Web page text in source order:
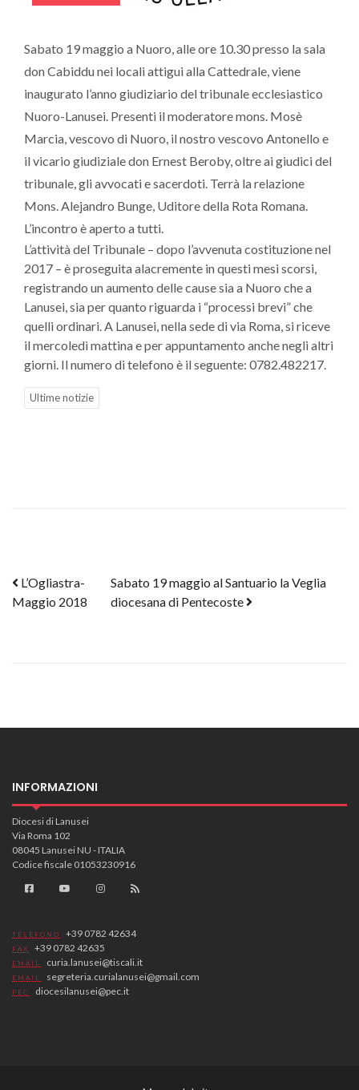
Sabato 19 maggio a Nuoro, alle ore 10.30 presso la sala
don Cabiddu nei locali attigui alla Cattedrale, viene
inaugurato l’anno giudiziario del tribunale ecclesiastico
Nuoro-Lanusei. Presenti il moderatore mons. Mosè
Marcia, vescovo di Nuoro, il nostro vescovo Antonello e
il vicario giudiziale don Ernest Beroby, oltre ai giudici del
tribunale, gli avvocati e sacerdoti. Terrà la relazione
Mons. Alejandro Bunge, Uditore della Rota Romana.
L’incontro è aperto a tutti.
L’attività del Tribunale – dopo l’avvenuta costituzione nel
2017 – è proseguita alacremente in questi mesi scorsi,
registrando un aumento delle cause sia a Nuoro che a
Lanusei, sia per quanto riguarda i “processi brevi” che
quelli ordinari. A Lanusei, nella sede di via Roma, si riceve
il mercoledì mattina e per appuntamento anche negli altri
giorni. Il numero di telefono è il seguente: 0782.482217.
Ultime notizie
Post navigation
L’Ogliastra-
Maggio 2018
Sabato 19 maggio al Santuario la Veglia
diocesana di Pentecoste
INFORMAZIONI
Diocesi di Lanusei
Via Roma 102
08045 Lanusei NU - ITALIA
Codice fiscale 01053230916
TELEFONO +39 0782 42634
FAX +39 0782 42635
EMAIL curia.lanusei@tiscali.it
EMAIL segreteria.curialanusei@gmail.com
PEC diocesilanusei@pec.it